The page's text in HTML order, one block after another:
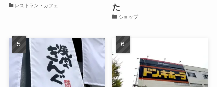
レストラン・カフェ
た
ショップ